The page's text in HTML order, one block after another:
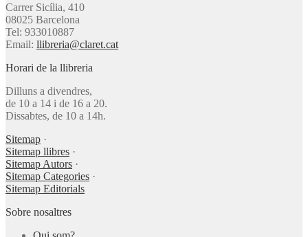
Carrer Sicília, 410
08025 Barcelona
Tel: 933010887
Email: llibreria@claret.cat
Horari de la llibreria
Dilluns a divendres,
de 10 a 14 i de 16 a 20.
Dissabtes, de 10 a 14h.
Sitemap ·
Sitemap llibres ·
Sitemap Autors ·
Sitemap Categories ·
Sitemap Editorials
Sobre nosaltres